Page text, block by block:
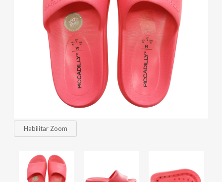
Habilitar Zoom